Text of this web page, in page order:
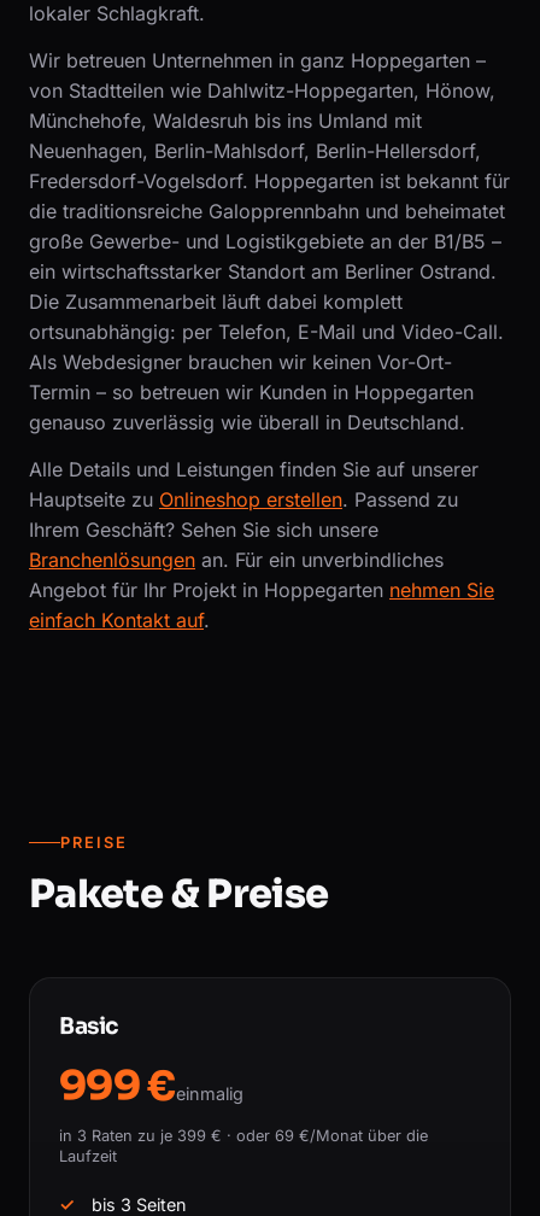
lokaler Schlagkraft.
Wir betreuen Unternehmen in ganz Hoppegarten –
von Stadtteilen wie Dahlwitz-Hoppegarten, Hönow,
Münchehofe, Waldesruh bis ins Umland mit
Neuenhagen, Berlin-Mahlsdorf, Berlin-Hellersdorf,
Fredersdorf-Vogelsdorf. Hoppegarten ist bekannt für
die traditionsreiche Galopprennbahn und beheimatet
große Gewerbe- und Logistikgebiete an der B1/B5 –
ein wirtschaftsstarker Standort am Berliner Ostrand.
Die Zusammenarbeit läuft dabei komplett
ortsunabhängig: per Telefon, E-Mail und Video-Call.
Als Webdesigner brauchen wir keinen Vor-Ort-
Termin – so betreuen wir Kunden in Hoppegarten
genauso zuverlässig wie überall in Deutschland.
Alle Details und Leistungen finden Sie auf unserer
Hauptseite zu Onlineshop erstellen. Passend zu
Ihrem Geschäft? Sehen Sie sich unsere
Branchenlösungen an. Für ein unverbindliches
Angebot für Ihr Projekt in Hoppegarten nehmen Sie
einfach Kontakt auf.
PREISE
Pakete & Preise
Basic
999 €einmalig
in 3 Raten zu je 399 € · oder 69 €/Monat über die
Laufzeit
bis 3 Seiten